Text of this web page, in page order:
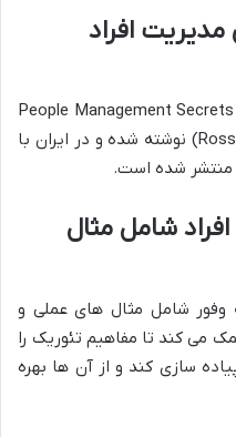
مدیریت افراد
عنوان اصلی کتاب به زبان انگلیسی People Management Secrets
است که توسط راس اسلاتر (Ross Slater) نوشته شده و در ایران با
منتشر شده است.
شامل مثال
وفور شامل مثال های عملی و
می کند تا مفاهیم تئوریک را
سازی کند و از آن ها بهره